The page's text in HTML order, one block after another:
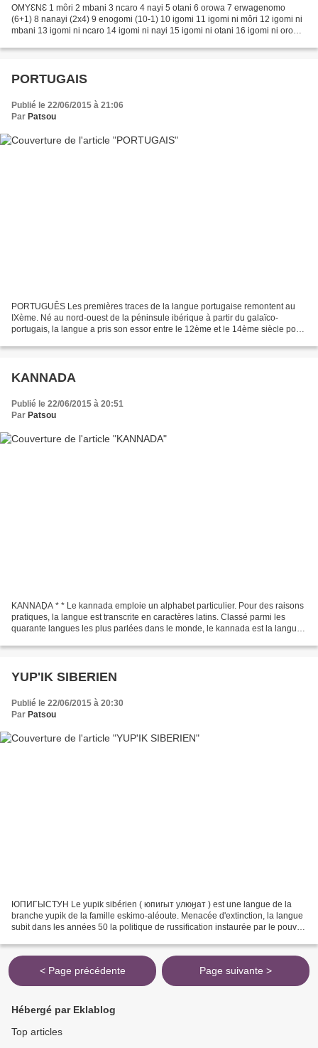
OMYƐNƐ 1 môri 2 mbani 3 ncaro 4 nayi 5 otani 6 orowa 7 erwagenomo
(6+1) 8 nanayi (2x4) 9 enogomi (10-1) 10 igomi 11 igomi ni môri 12 igomi ni
mbani 13 igomi ni ncaro 14 igomi ni nayi 15 igomi ni otani 16 igomi ni orowa
PORTUGAIS
Publié le 22/06/2015 à 21:06
Par Patsou
PORTUGUÊS Les premières traces de la langue portugaise remontent au
IXème. Né au nord-ouest de la péninsule ibérique à partir du galaïco-
portugais, la langue a pris son essor entre le 12ème et le 14ème siècle pour
KANNADA
Publié le 22/06/2015 à 20:51
Par Patsou
KANNAḌA * * Le kannada emploie un alphabet particulier. Pour des raisons
pratiques, la langue est transcrite en caractères latins. Classé parmi les
quarante langues les plus parlées dans le monde, le kannada est la langue
YUP'IK SIBERIEN
Publié le 22/06/2015 à 20:30
Par Patsou
ЮПИГЫСТУН Le yupik sibérien ( юпигыт улюӈат ) est une langue de la
branche yupik de la famille eskimo-aléoute. Menacée d'extinction, la langue
subit dans les années 50 la politique de russification instaurée par le pouvoir
< Page précédente Page suivante >
Hébergé par Eklablog
Top articles